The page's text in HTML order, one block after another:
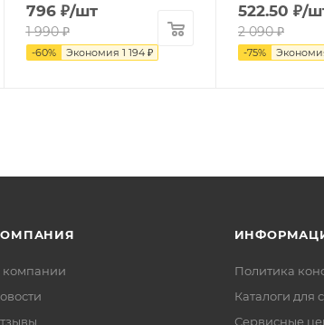
796₽/шт
1 990₽
-60% Экономия 1 194₽
522.50 ₽/
2 090₽
-75%
Политика
Каталоги для
Сервисные